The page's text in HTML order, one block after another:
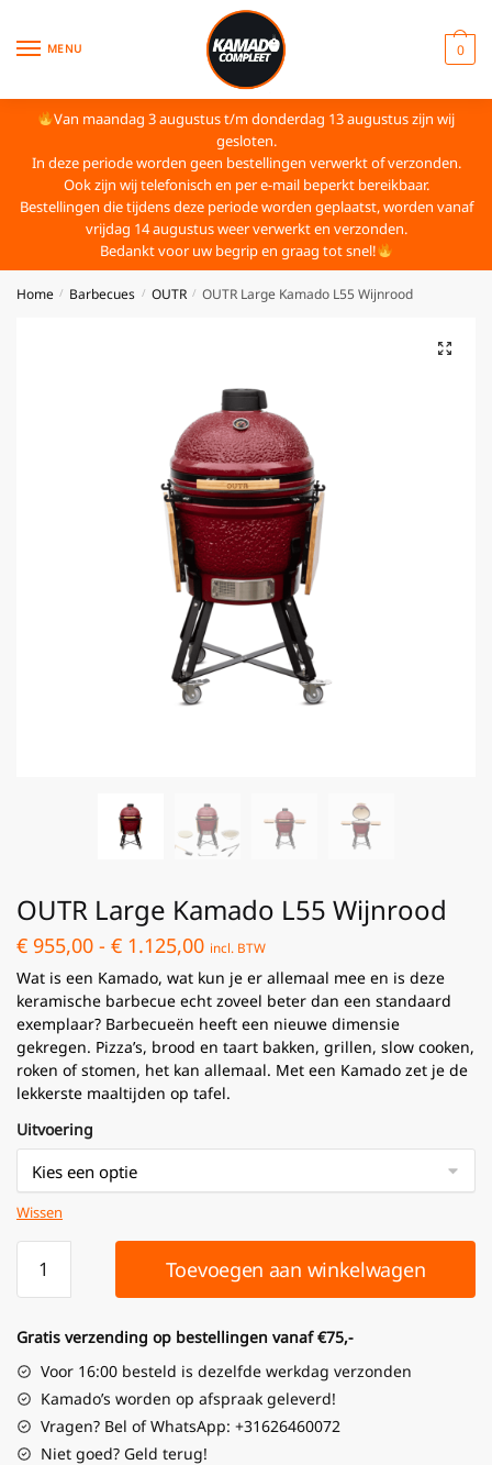
MENU 0
Van maandag 3 augustus t/m donderdag 13 augustus zijn wij
gesloten.
In deze periode worden geen bestellingen verwerkt of verzonden.
Ook zijn wij telefonisch en per e-mail beperkt bereikbaar.
Bestellingen die tijdens deze periode worden geplaatst, worden vanaf
vrijdag 14 augustus weer verwerkt en verzonden.
Bedankt voor uw begrip en graag tot snel!
Home / Barbecues / OUTR / OUTR Large Kamado L55 Wijnrood
OUTR Large Kamado L55 Wijnrood
€ 955,00 - € 1.125,00 incl. BTW
Wat is een Kamado, wat kun je er allemaal mee en is deze
keramische barbecue echt zoveel beter dan een standaard
exemplaar? Barbecueën heeft een nieuwe dimensie
gekregen. Pizza’s, brood en taart bakken, grillen, slow cooken,
roken of stomen, het kan allemaal. Met een Kamado zet je de
lekkerste maaltijden op tafel.
Uitvoering
Wissen
Toevoegen aan winkelwagen
Gratis verzending op bestellingen vanaf €75,-
Voor 16:00 besteld is dezelfde werkdag verzonden
Kamado’s worden op afspraak geleverd!
Vragen? Bel of WhatsApp: +31626460072
Niet goed? Geld terug!